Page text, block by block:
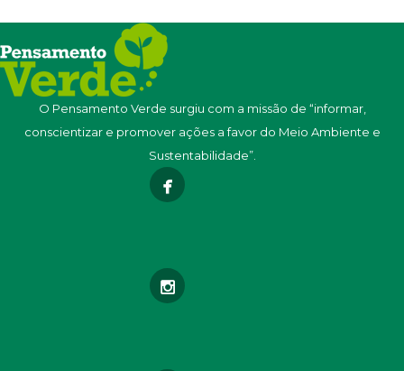
O Pensamento Verde surgiu com a missão de “informar,
conscientizar e promover ações a favor do Meio Ambiente e
Sustentabilidade”.